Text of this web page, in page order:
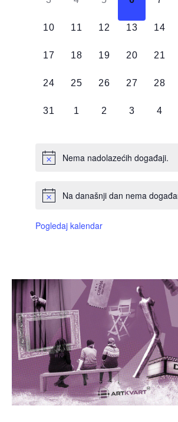
0
10
0
11
0
12
0
13
0
14
0
17
0
18
0
19
0
20
0
21
0
24
0
25
0
26
0
27
0
28
0
31
0
1
0
2
0
3
0
4
Nema nadolazećih događaji.
Na današnji dan nema
Pogledaj kalendar